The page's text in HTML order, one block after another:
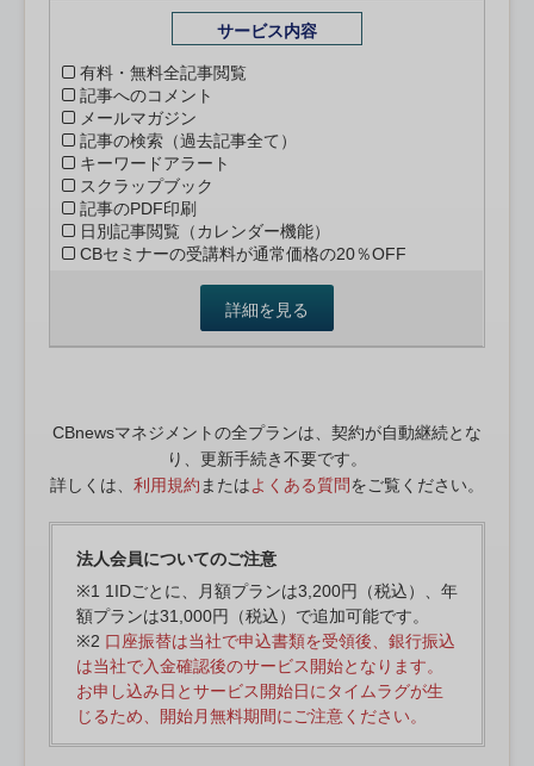
サービス内容
有料・無料全記事閲覧
記事へのコメント
メールマガジン
記事の検索（過去記事全て）
キーワードアラート
スクラップブック
記事のPDF印刷
日別記事閲覧（カレンダー機能）
CBセミナーの受講料が通常価格の20％OFF
詳細を見る
CBnewsマネジメントの全プランは、契約が自動継続とな
り、更新手続き不要です。
詳しくは、 利用規約 またはよくある質問をご覧ください。
法人会員についてのご注意
※1 1IDごとに、月額プランは3,200円（税込）、年
額プランは31,000円（税込）で追加可能です。
※2 口座振替は当社で申込書類を受領後、銀行振込
は当社で入金確認後のサービス開始となります。
お申し込み日とサービス開始日にタイムラグが生
じるため、開始月無料期間にご注意ください。